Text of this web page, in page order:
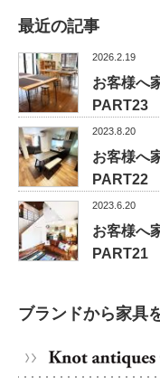
最近の記事
2026.2.19
お客様へ
PART23
2023.8.20
お客様へ
PART22
2023.6.20
お客様へ
PART21
ブランドから家具